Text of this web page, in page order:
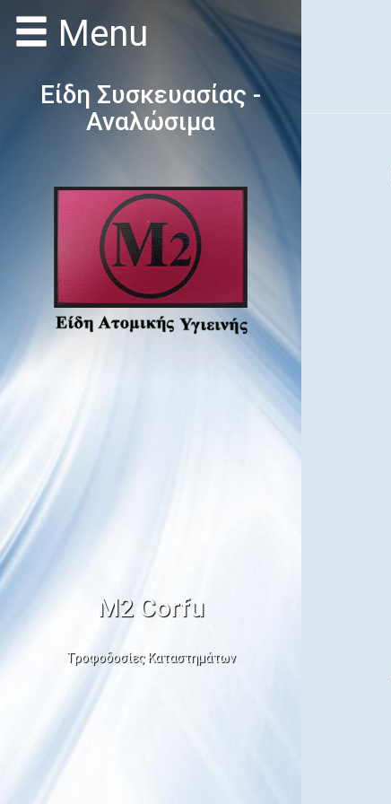
Menu
Είδη Συσκευασίας -
Αναλώσιμα
Μ2 Corfu
Τροφοδοσίες Καταστημάτων